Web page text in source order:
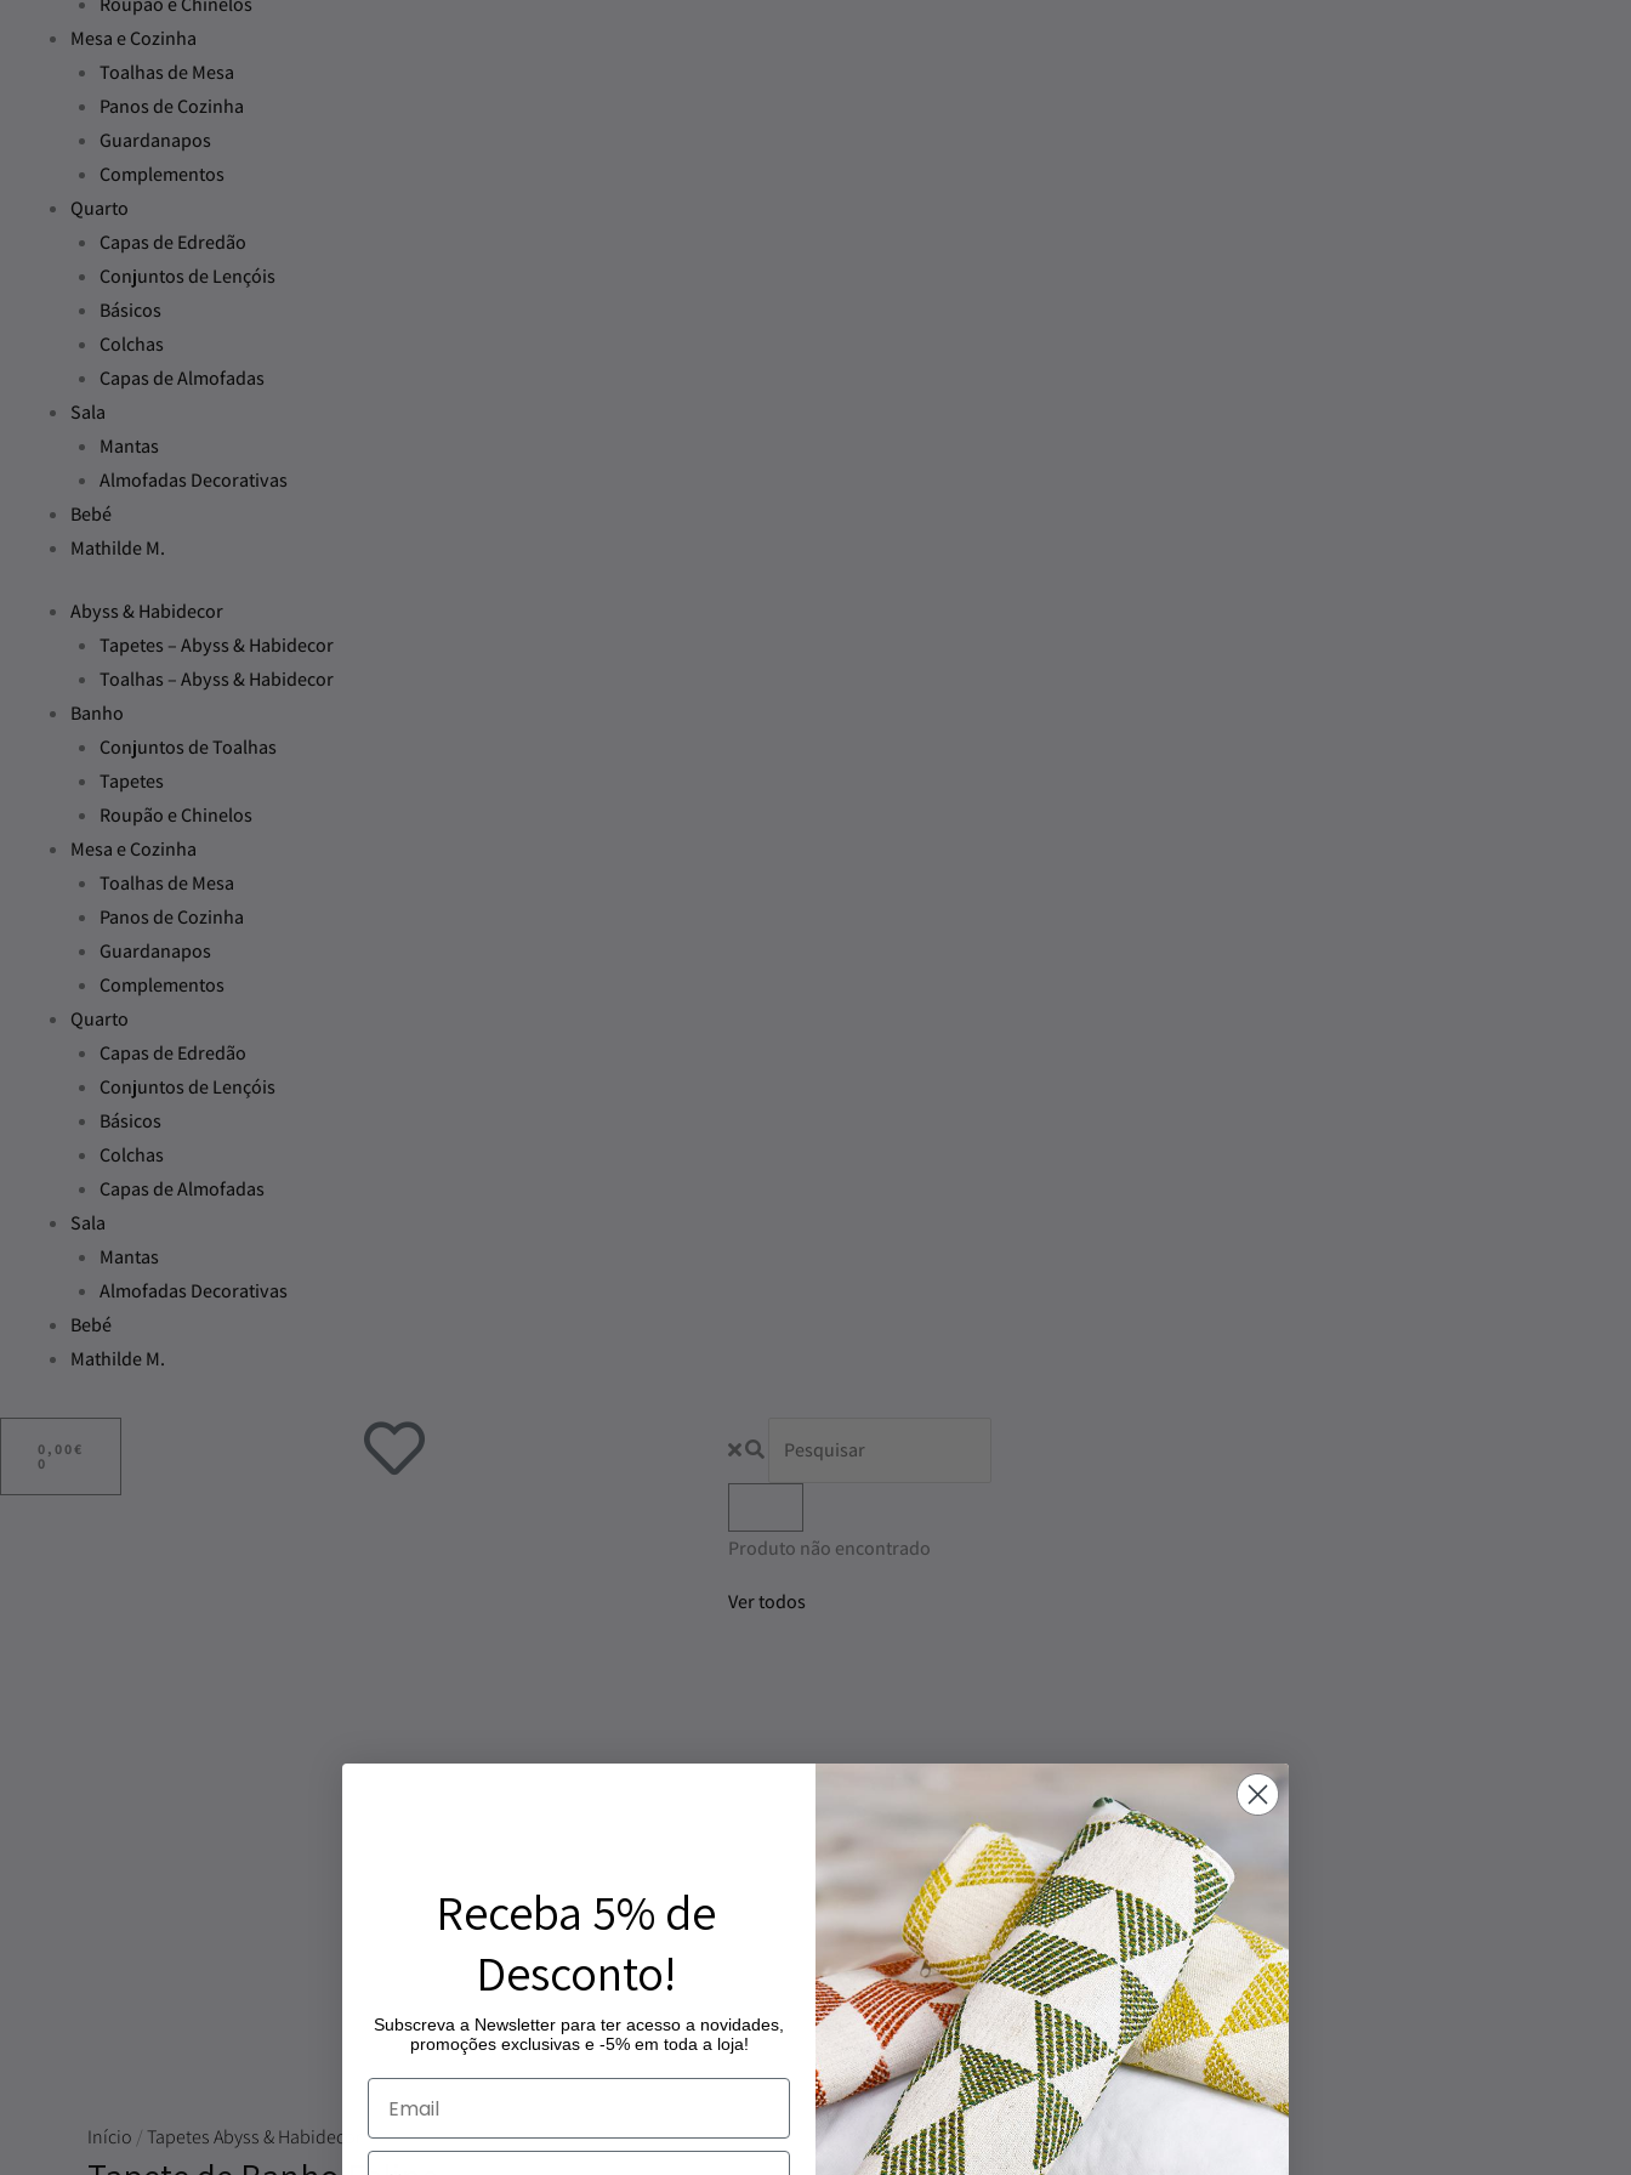
Mesa e Cozinha
Toalhas de Mesa
Panos de Cozinha
Guardanapos
Complementos
Quarto
Capas de Edredão
Conjuntos de Lençóis
Básicos
Colchas
Capas de Almofadas
Sala
Mantas
Almofadas Decorativas
Bebé
Mathilde M.
Abyss & Habidecor
Tapetes – Abyss & Habidecor
Toalhas – Abyss & Habidecor
Banho
Conjuntos de Toalhas
Tapetes
Roupão e Chinelos
Mesa e Cozinha
Toalhas de Mesa
Panos de Cozinha
Guardanapos
Complementos
Quarto
Capas de Edredão
Conjuntos de Lençóis
Básicos
Colchas
Capas de Almofadas
Sala
Mantas
Almofadas Decorativas
Bebé
Mathilde M.
0,00€
0
ADICIONAR
CARRINHO
Produto não encontrado
Ver todos
Início /Tapetes Abyss & Habidecor / Tapete de Banho Feline
Receba 5% de
Desconto!
Subscreva a Newsletter para ter acesso a novidades,
promoções exclusivas e -5% em toda a loja!